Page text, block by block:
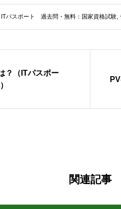
ITパスポート 過去問・無料：国家資格試験,
？（ITパスポー
関連記事